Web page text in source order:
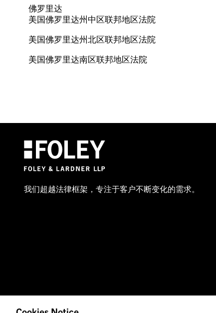
佛罗里达
美国佛罗里达州中区联邦地区法院
美国佛罗里达州北区联邦地区法院
美国佛罗里达南区联邦地区法院
我们超越法律框架，专注于客户不断变化的需求。